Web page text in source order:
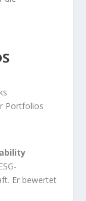
Portfolios
Er bewertet